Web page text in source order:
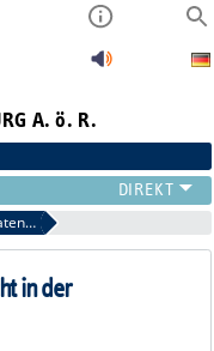
A. ö. R.
kein Nachweis in der Bestelldatenbank
in der